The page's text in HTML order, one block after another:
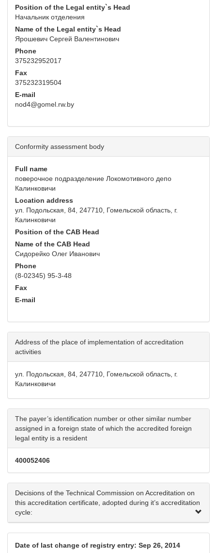
Position of the Legal entity`s Head
Начальник отделения
Name of the Legal entity`s Head
Ярошевич Сергей Валентинович
Phone
375232952017
Fax
375232319504
E-mail
nod4@gomel.rw.by
Conformity assessment body
Full name
поверочное подразделение Локомотивного депо
Калинковичи
Location address
ул. Подольская, 84, 247710, Гомельской область, г.
Калинковичи
Position of the CAB Head
Name of the CAB Head
Сидорейко Олег Иванович
Phone
(8-02345) 95-3-48
Fax
E-mail
Address of the place of implementation of accreditation
activities
ул. Подольская, 84, 247710, Гомельской область, г.
Калинковичи
The payer’s identification number or other similar number
assigned in a foreign state of which the accredited foreign
legal entity is a resident
400052406
Decisions of the Technical Commission on Accreditation on
this accreditation certificate, adopted during it’s accreditation
cycle:
Date of last change of registry entry: Sep 26, 2014